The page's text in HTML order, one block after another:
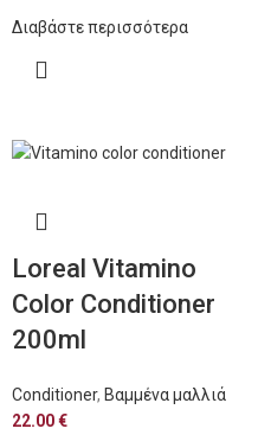
Διαβάστε περισσότερα
Loreal Vitamino
Color Conditioner
200ml
Conditioner, Βαμμένα μαλλιά
22.00€